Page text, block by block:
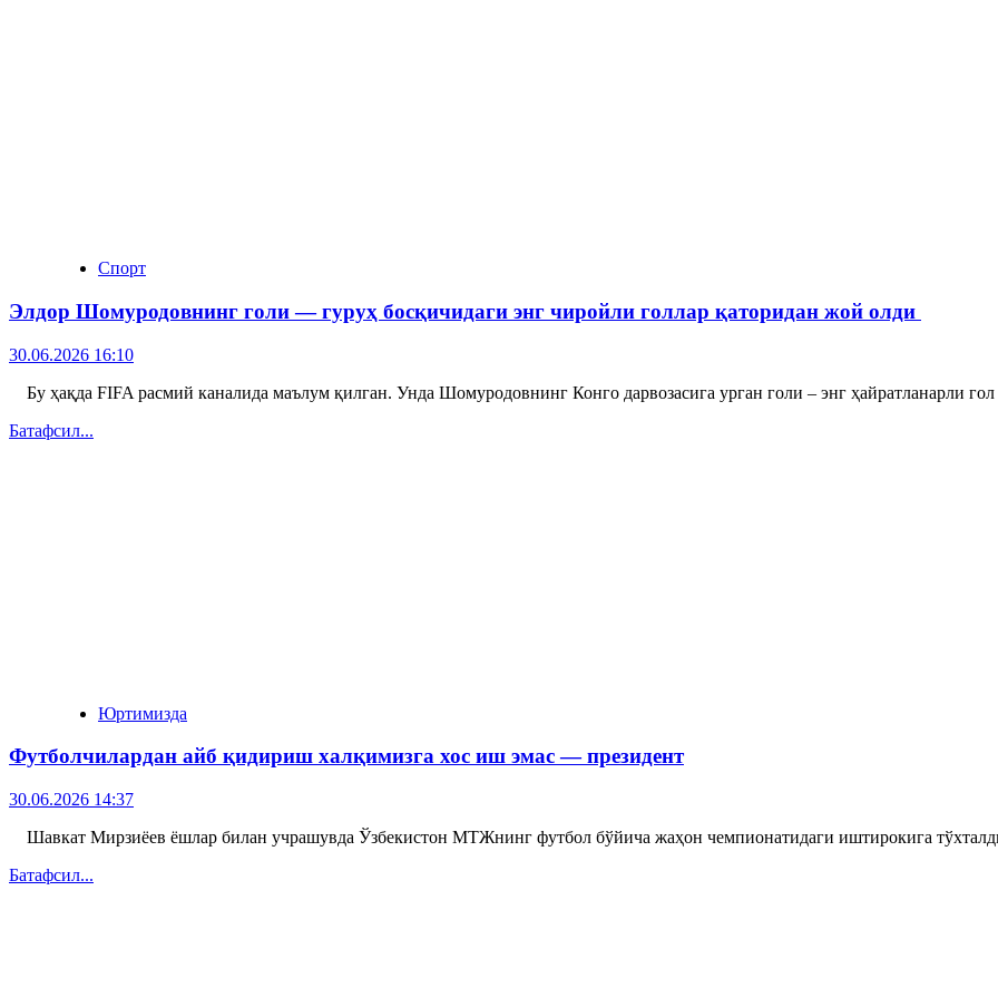
Спорт
Элдор Шомуродовнинг голи — гуруҳ босқичидаги энг чиройли голлар қаторидан жой олди
30.06.2026 16:10
Бу ҳақда FIFA расмий каналида маълум қилган. Унда Шомуродовнинг Конго дарвозасига урган голи – энг ҳайратланарли гол
Батафсил...
Юртимизда
Футболчилардан айб қидириш халқимизга хос иш эмас — президент
30.06.2026 14:37
Шавкат Мирзиёев ёшлар билан учрашувда Ўзбекистон МТЖнинг футбол бўйича жаҳон чемпионатидаги иштирокига
Батафсил...